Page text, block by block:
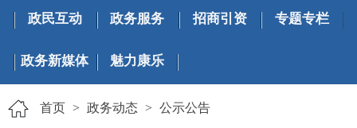
政民互动 政务服务 招商引资 专题专栏
政务新媒体 魅力康乐
首页 > 政务动态 > 公示公告